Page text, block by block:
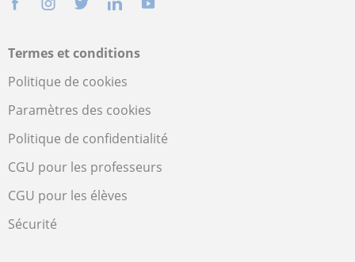
Termes et conditions
Politique de cookies
Paramètres des cookies
Politique de confidentialité
CGU pour les professeurs
CGU pour les élèves
Sécurité